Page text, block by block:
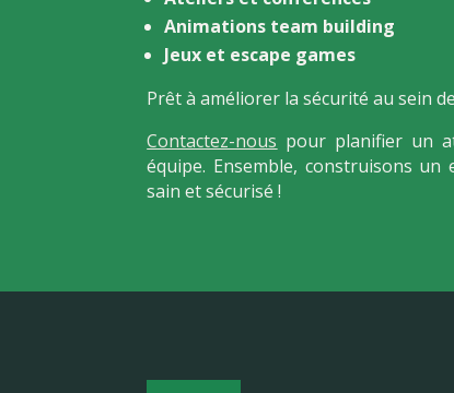
Animations team building
Jeux et escape games
Prêt à améliorer la sécurité au sein
Contactez-nous pour planifier un
équipe. Ensemble, construisons
sain et sécurisé !